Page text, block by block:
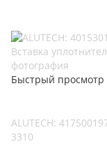
Быстрый просмотр
ALUTECH:
3310